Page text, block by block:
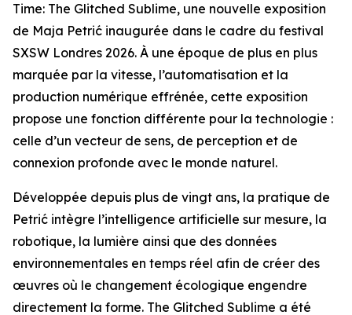
Time: The Glitched Sublime, une nouvelle exposition
de Maja Petrić inaugurée dans le cadre du festival
SXSW Londres 2026. À une époque de plus en plus
marquée par la vitesse, l’automatisation et la
production numérique effrénée, cette exposition
propose une fonction différente pour la technologie :
celle d’un vecteur de sens, de perception et de
connexion profonde avec le monde naturel.
Développée depuis plus de vingt ans, la pratique de
Petrić intègre l’intelligence artificielle sur mesure, la
robotique, la lumière ainsi que des données
environnementales en temps réel afin de créer des
œuvres où le changement écologique engendre
directement la forme. The Glitched Sublime a été